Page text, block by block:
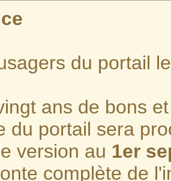
du portail
ans de bons
du portail sera
version au 1er
complète de